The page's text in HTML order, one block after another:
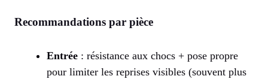
Recommandations par pièce
Entrée : résistance aux chocs + pose propre
pour limiter les reprises visibles (souvent plus